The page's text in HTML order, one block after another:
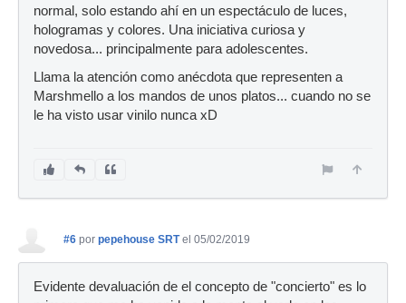
normal, solo estando ahí en un espectáculo de luces,
hologramas y colores. Una iniciativa curiosa y
novedosa... principalmente para adolescentes.
Llama la atención como anécdota que representen a
Marshmello a los mandos de unos platos... cuando no se
le ha visto usar vinilo nunca xD
#6 por pepehouse SRT el 05/02/2019
Evidente devaluación de el concepto de "concierto" es lo